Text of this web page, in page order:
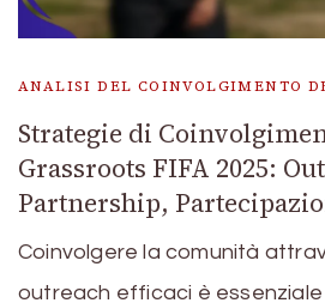
ANALISI DEL COINVOLGIMENTO
Strategie di
Grassroots FIFA 2025:
Partnership,
Coinvolgere la comunità
outreach efficaci è